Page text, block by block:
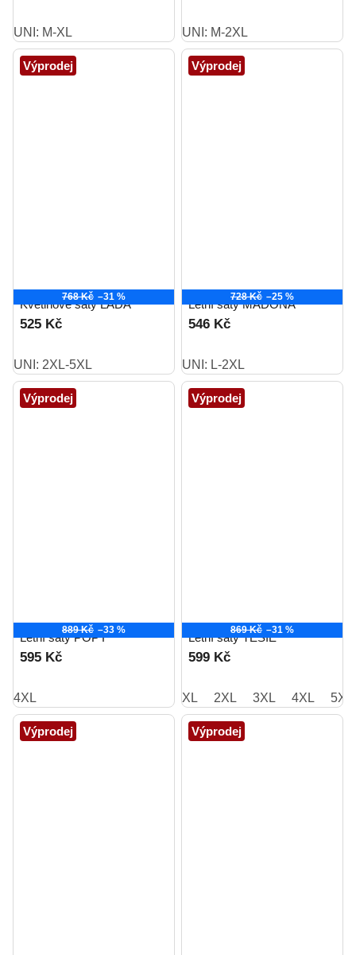
UNI: M-XL UNI: M-2XL
Výprodej
768 Kč –31 %
Květinové šaty LADA
525 Kč
UNI: 2XL-5XL
Výprodej
728 Kč –25 %
Letní šaty MADONA
546 Kč
UNI: L-2XL
Výprodej
889 Kč –33 %
Letní šaty POPY
595 Kč
4XL
Výprodej
869 Kč –31 %
Letní šaty TESIE
599 Kč
XL 2XL 3XL 4XL 5XL
Výprodej Výprodej